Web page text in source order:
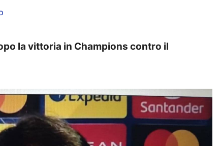
la vittoria in Champions contro il